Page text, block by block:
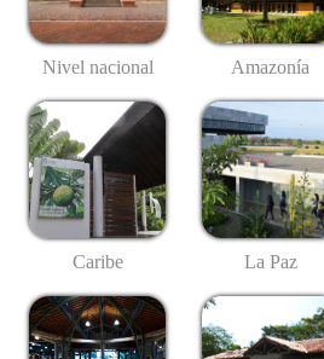
Nivel nacional Amazonía
Caribe La Paz